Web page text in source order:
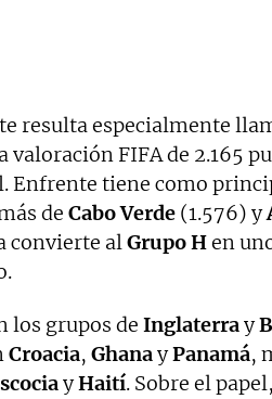
resulta especialmente
valoración FIFA de 2.165
Enfrente tiene como
de CaboVerde (1.576) y
convierte alGrupo Hen
los grupos de Inglaterray
Croacia, GhanayPanamá,
yHaití. Sobre el